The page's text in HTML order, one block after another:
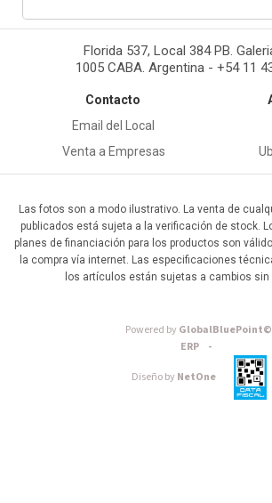
Florida 537, Local 384 PB.
1005 CABA. Argentina - +54 11
Contacto
Email del Local
Venta a Empresas
Las fotos son a modo ilustrativo. La venta de
publicados está sujeta a la verificación de stock.
planes de financiación para los productos son
la compra vía internet. Las especificaciones
los artículos están sujetas a cambios sin
Powered byGlobalBluePoint©
ERP -
Diseño byNetOne